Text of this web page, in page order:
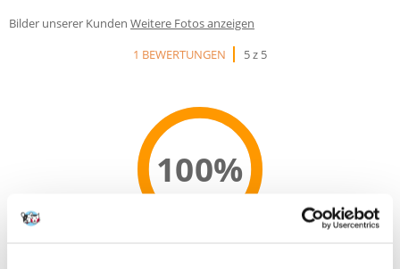
Bilder unserer Kunden Weitere Fotos anzeigen
1 BEWERTUNGEN
5 z 5
100%